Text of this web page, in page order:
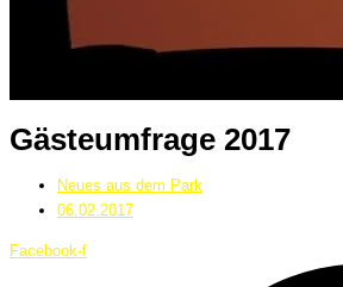
Gästeumfrage 2017
Neues aus dem Park
06.02.2017
Facebook-f